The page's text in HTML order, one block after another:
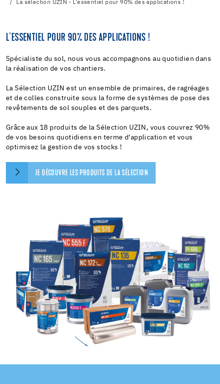
La sélection UZIN - L'essentiel pour 90% des applications !
L'ESSENTIEL POUR 90% DES APPLICATIONS !
Spécialiste du sol, nous vous accompagnons au quotidien dans
la réalisation de vos chantiers.
La Sélection UZIN est un ensemble de primaires, de ragréages
et de colles construite sous la forme de systèmes de pose des
revêtements de sol souples et des parquets.
Grâce aux 18 produits de la Sélection UZIN, vous couvrez 90%
de vos besoins quotidiens en terme d'application et vous
optimisez la gestion de vos stocks !
JE DÉCOUVRE LES PRODUITS DE LA SÉLECTION